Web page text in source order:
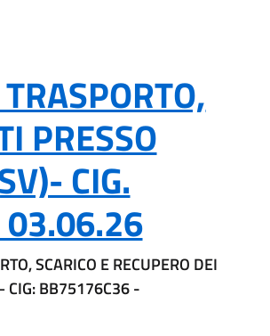
PRESSO
CIG.
03.06.26
SCARICO E RECUPERO DEI
CIG: BB75176C36 -